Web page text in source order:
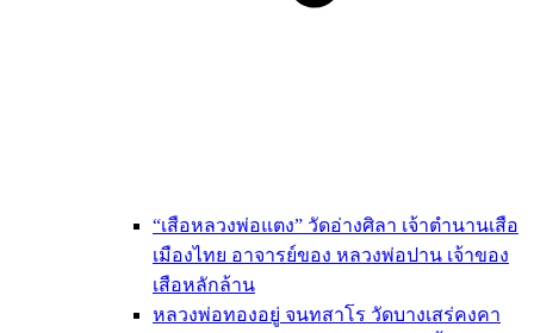
“เสือหลวงพ่อแตง” วัดอ่างศิลา เจ้าตำนานเสือ
เมืองไทย อาจารย์ของ หลวงพ่อปาน เจ้าของ
เสือหลักล้าน
หลวงพ่อทองอยู่ จนทสาโร วัดบางเสร่คงคา